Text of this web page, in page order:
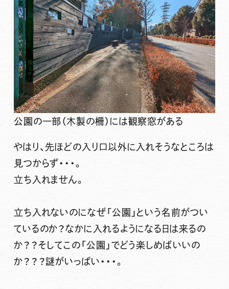
公園の一部（木製の柵）には観察窓がある
やはり、先ほどの入り口以外に入れそうなところは
見つからず・・・。
立ち入れません。
立ち入れないのになぜ「公園」という名前がつい
ているのか？なかに入れるようになる日は来るの
か？？そしてこの「公園」でどう楽しめばいいの
か？？？謎がいっぱい・・・。